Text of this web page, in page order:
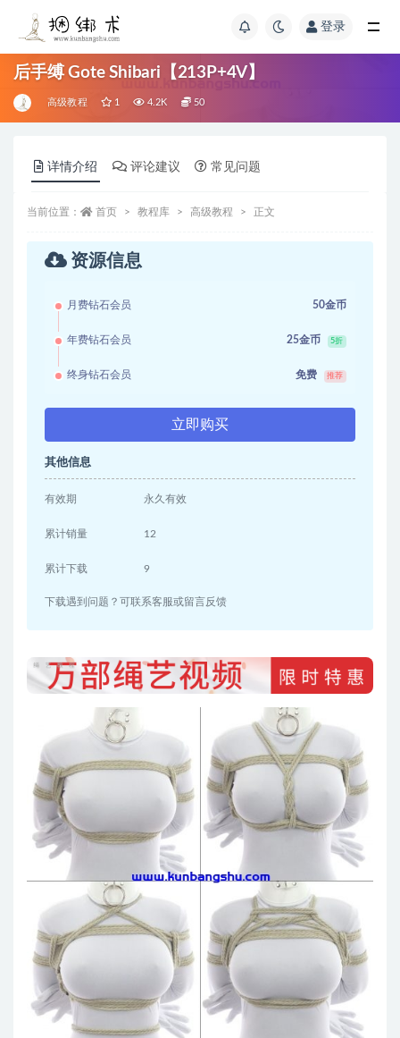
登录
后手缚 Gote Shibari【213P+4V】
高级教程 1 4.2K 50
详情介绍 评论建议 常见问题
当前位置： 首页 教程库 高级教程 正文
资源信息
月费钻石会员 50金币
年费钻石会员 25金币 5折
终身钻石会员 免费 推荐
立即购买
其他信息
有效期 永久有效
累计销量 12
累计下载 9
下载遇到问题？可联系客服或留言反馈